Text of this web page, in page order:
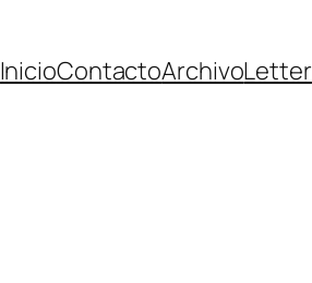
InicioContactoArchivoLetter